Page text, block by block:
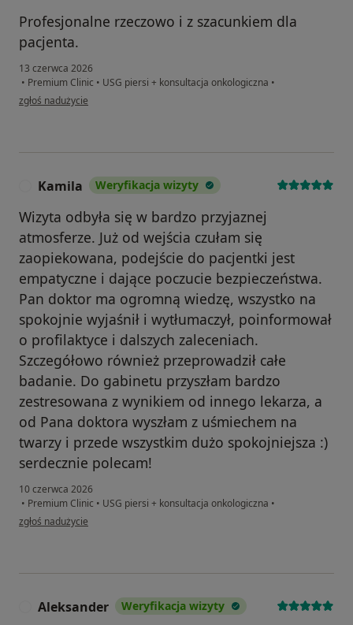
Profesjonalne rzeczowo i z szacunkiem dla
pacjenta.
13 czerwca 2026
• Premium Clinic • USG piersi + konsultacja onkologiczna •
w opinii użytkownika Anna
zgłoś nadużycie
Kamila Weryfikacja wizyty
Wizyta odbyła się w bardzo przyjaznej
atmosferze. Już od wejścia czułam się
zaopiekowana, podejście do pacjentki jest
empatyczne i dające poczucie bezpieczeństwa.
Pan doktor ma ogromną wiedzę, wszystko na
spokojnie wyjaśnił i wytłumaczył, poinformował
o profilaktyce i dalszych zaleceniach.
Szczegółowo również przeprowadził całe
badanie. Do gabinetu przyszłam bardzo
zestresowana z wynikiem od innego lekarza, a
od Pana doktora wyszłam z uśmiechem na
twarzy i przede wszystkim dużo spokojniejsza :)
serdecznie polecam!
10 czerwca 2026
• Premium Clinic • USG piersi + konsultacja onkologiczna •
w opinii użytkownika Kamila
zgłoś nadużycie
Aleksander Weryfikacja wizyty